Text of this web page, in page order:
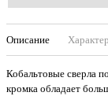
Описание
Кобальтовые сверла
кромка обладает